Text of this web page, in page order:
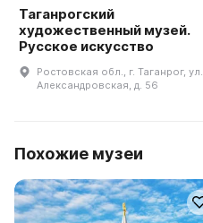
Таганрогский
художественный музей.
Русское искусство
Ростовская обл., г. Таганрог, ул.
Александровская, д. 56
Похожие музеи